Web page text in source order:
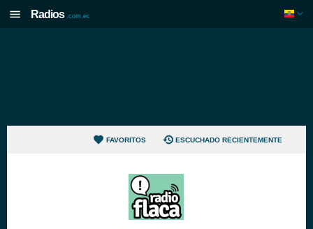
Radios .com.ec
FAVORITOS ESCUCHADO RECIENTEMENTE